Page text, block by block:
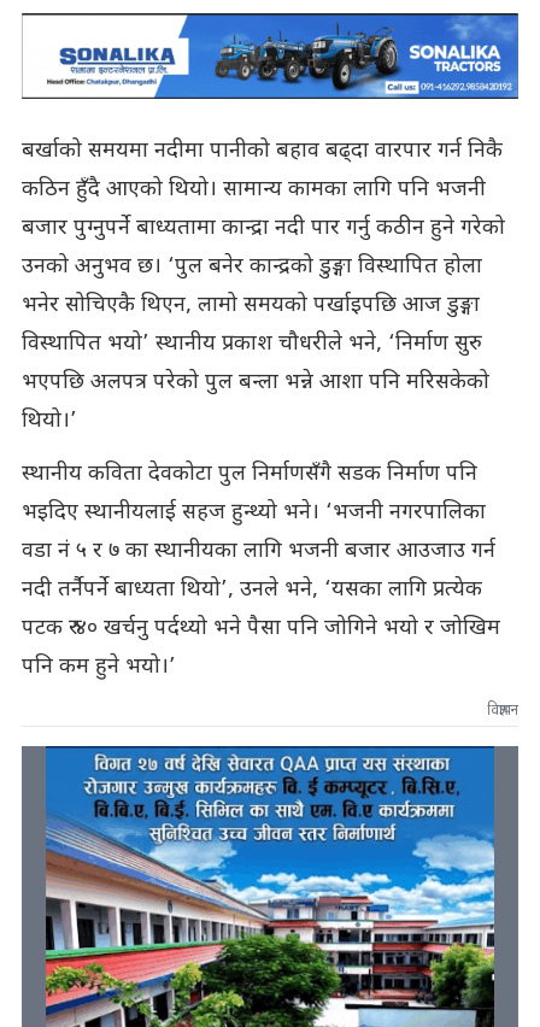
बर्खाको समयमा नदीमा पानीको बहाव बढ्दा वारपार गर्न निकै
कठिन हुँदै आएको थियो। सामान्य कामका लागि पनि भजनी
बजार पुग्नुपर्ने बाध्यतामा कान्द्रा नदी पार गर्नु कठीन हुने गरेको
उनको अनुभव छ। ‘पुल बनेर कान्द्रको डुङ्गा विस्थापित होला
भनेर सोचिएकै थिएन, लामो समयको पर्खाइपछि आज डुङ्गा
विस्थापित भयो’ स्थानीय प्रकाश चौधरीले भने, ‘निर्माण सुरु
भएपछि अलपत्र परेको पुल बन्ला भन्ने आशा पनि मरिसकेको
थियो।’
स्थानीय कविता देवकोटा पुल निर्माणसँगै सडक निर्माण पनि
भइदिए स्थानीयलाई सहज हुन्थ्यो भने। ‘भजनी नगरपालिका
वडा नं ५ र ७ का स्थानीयका लागि भजनी बजार आउजाउ गर्न
नदी तर्नैपर्ने बाध्यता थियो’, उनले भने, ‘यसका लागि प्रत्येक
पटक रु ४० खर्चनु पर्दथ्यो भने पैसा पनि जोगिने भयो र जोखिम
पनि कम हुने भयो।’
विज्ञापन